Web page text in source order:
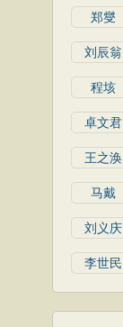
郑燮
刘辰翁
程垓
卓文君
王之涣
马戴
刘义庆
李世民